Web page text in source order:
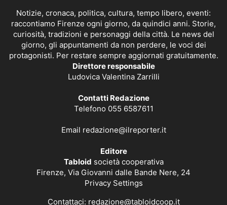
Notizie, cronaca, politica, cultura, tempo libero, eventi:
raccontiamo Firenze ogni giorno, da quindici anni. Storie,
curiosità, tradizioni e personaggi della città. Le news del
giorno, gli appuntamenti da non perdere, le voci dei
protagonisti. Per restare sempre aggiornati gratuitamente.
Direttore responsabile
Ludovica Valentina Zarrilli
Contatti Redazione
Telefono 055 6587611
Email redazione@ilreporter.it
Editore
Tabloid società cooperativa
Firenze, Via Giovanni dalle Bande Nere, 24
Privacy Settings
Contattaci: redazione@tabloidcoop.it